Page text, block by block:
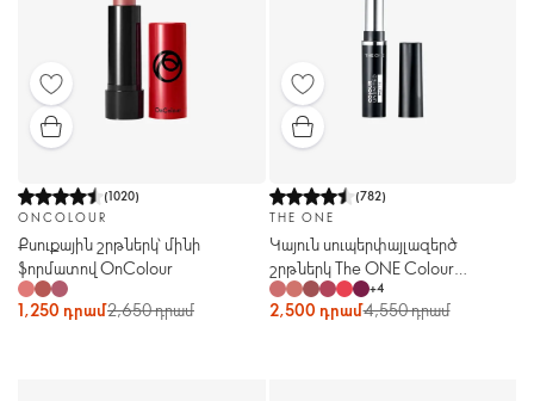
(1020)
ONCOLOUR
Քսուքային շրթներկ՝ մինի
ֆորմատով OnColour
1,250 դրամ2,650 դրամ
(782)
THE ONE
Կայուն սուպերփայլազերծ
շրթներկ The ONE Colour
Unlimited
+4
2,500 դրամ4,550 դրամ